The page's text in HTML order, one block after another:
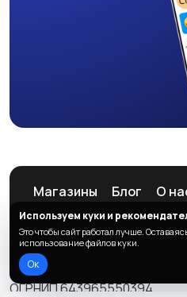
Магазины Блог
О
Служба поддержки
© 2026 ListAd
ОГРНИП 643965550394
Используем куки и
Это чтобы сайт работал лучше.
использование файлов куки.
Ок